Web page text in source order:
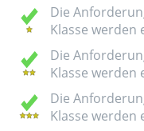
Die
Klasse werden
Die
Klasse werden
Die
Klasse werden